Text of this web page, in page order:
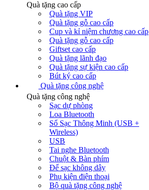
Quà tặng cao cấp
Quà tặng VIP
Quà tặng gỗ cao cấp
Cup và kỉ niệm chương cao cấp
Quà tặng gỗ cao cấp
Giftset cao cấp
Quà tặng lãnh đạo
Quà tặng sự kiện cao cấp
Bút ký cao cấp
Quà tặng công nghệ
Quà tặng công nghệ
Sạc dự phòng
Loa Bluetooth
Sổ Sạc Thông Minh (USB +
Wireless)
USB
Tai nghe Bluetooth
Chuột & Bàn phím
Đế sạc không dây
Phụ kiện điện thoại
Bộ quà tặng công nghệ